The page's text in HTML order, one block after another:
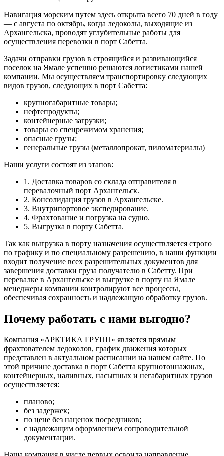
Навигация морским путем здесь открыта всего 70 дней в году
— с августа по октябрь, когда ледоколы, выходящие из
Архангельска, проводят углубительные работы для
осуществления перевозки в порт Сабетта.
Задачи отправки грузов в строящийся и развивающийся
поселок на Ямале успешно решаются логистиками нашей
компании. Мы осуществляем транспортировку следующих
видов грузов, следующих в порт Сабетта:
крупногабаритные товары;
нефтепродукты;
контейнерные загрузки;
товары со спецрежимом хранения;
опасные грузы;
генеральные грузы (металлопрокат, пиломатериалы)
Наши услуги состоят из этапов:
1. Доставка товаров со склада отправителя в
перевалочный порт Архангельск.
2. Консолидация грузов в Архангельске.
3. Внутрипортовое экспедирование.
4. Фрахтование и погрузка на судно.
5. Выгрузка в порту Сабетта.
Так как выгрузка в порту назначения осуществляется строго
по графику и по специальному разрешению, в наши функции
входит получение всех разрешительных документов для
завершения доставки груза получателю в Сабетту. При
перевалке в Архангельске и выгрузке в порту на Ямале
менеджеры компании контролируют все процессы,
обеспечивая сохранность и надлежащую обработку грузов.
Почему работать с нами выгодно?
Компания «АРКТИКА ГРУПП» является прямым
фрахтователем ледоколов, график движения которых
представлен в актуальном расписании на нашем сайте. По
этой причине доставка в порт Сабетта крупнотоннажных,
контейнерных, наливных, насыпных и негабаритных грузов
осуществляется:
планово;
без задержек;
по цене без наценок посредников;
с надлежащим оформлением сопроводительной
документации.